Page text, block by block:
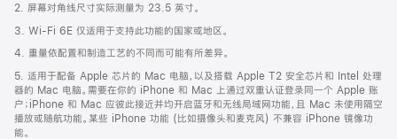
页
脚
2. 屏幕对角线尺寸实际测量为 23.5 英寸。
3. Wi-Fi 6E 仅适用于支持此功能的国家或地区。
4. 重量依配置和制造工艺的不同而可能有所差异。
5. 适用于配备 Apple 芯片的 Mac 电脑，以及搭载 Apple T2 安全芯片和 Intel 处理
器的 Mac 电脑。需要在你的 iPhone 和 Mac 上通过双重认证登录同一个 Apple 账
户；iPhone 和 Mac 应彼此接近并均开启蓝牙和无线局域网功能，且 Mac 未使用隔空
播放或随航功能。某些 iPhone 功能 (比如摄像头和麦克风) 不兼容 iPhone 镜像功
能。